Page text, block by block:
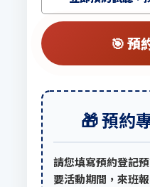
🎯 預
🎁 預約
請您填寫預約登記
要活動期間，來班